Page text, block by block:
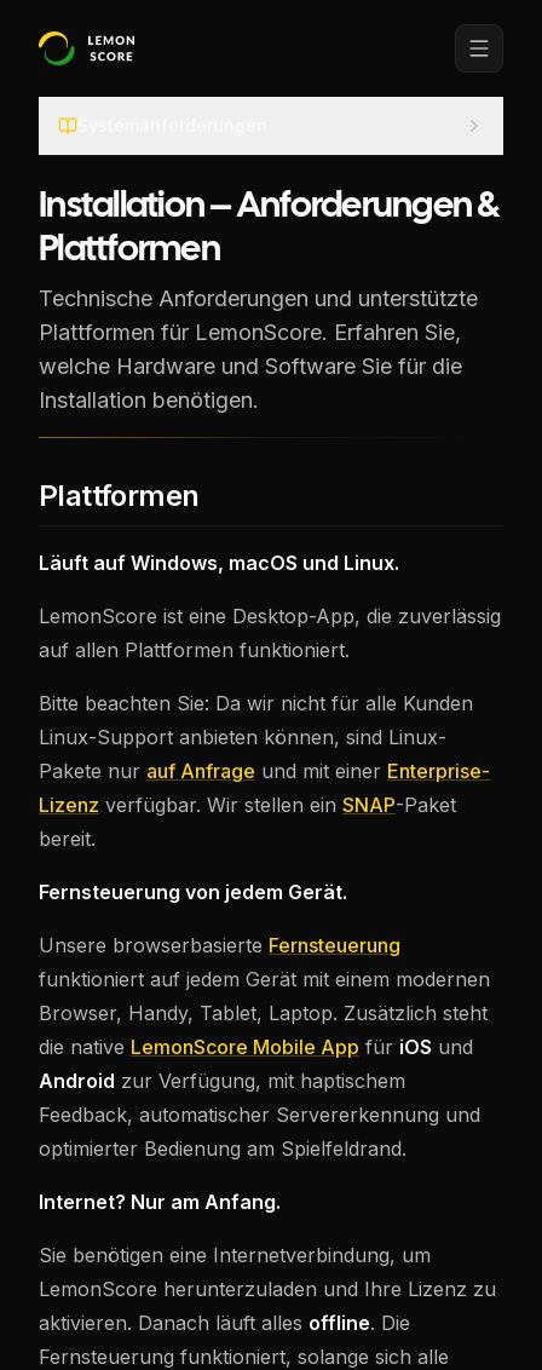
Installation – Anforderungen &
Plattformen
Technische Anforderungen und unterstützte
Plattformen für LemonScore. Erfahren Sie,
welche Hardware und Software Sie für die
Installation benötigen.
Plattformen
Läuft auf Windows, macOS und Linux.
LemonScore ist eine Desktop-App, die zuverlässig
auf allen Plattformen funktioniert.
Bitte beachten Sie: Da wir nicht für alle Kunden
Linux-Support anbieten können, sind Linux-
Pakete nur auf Anfrage und mit einer Enterprise-
Lizenz verfügbar. Wir stellen ein SNAP-Paket
bereit.
Fernsteuerung von jedem Gerät.
Unsere browserbasierte Fernsteuerung
funktioniert auf jedem Gerät mit einem modernen
Browser, Handy, Tablet, Laptop. Zusätzlich steht
die native LemonScore Mobile App für iOS und
Android zur Verfügung, mit haptischem
Feedback, automatischer Servererkennung und
optimierter Bedienung am Spielfeldrand.
Internet? Nur am Anfang.
Sie benötigen eine Internetverbindung, um
LemonScore herunterzuladen und Ihre Lizenz zu
aktivieren. Danach läuft alles offline. Die
Fernsteuerung funktioniert, solange sich alle